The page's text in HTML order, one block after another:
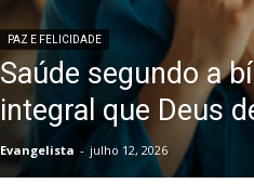
PAZ E FELICIDADE
Saúde segundo a
integral que Deus
Evangelista - julho 12, 2026